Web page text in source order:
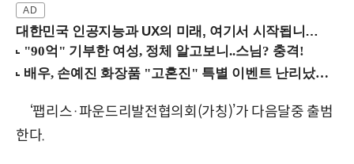
대한민국 인공지능과 UX의 미래, 여기서 시작됩니다! (9/2 강남역)
‘팹리스·파운드리발전협의회(가칭)’가 다음달중 출범
한다.